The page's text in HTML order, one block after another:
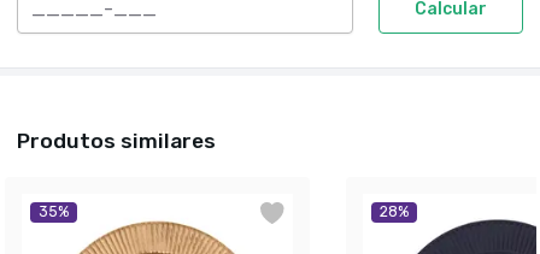
Calcular
Produtos similares
35% 28%